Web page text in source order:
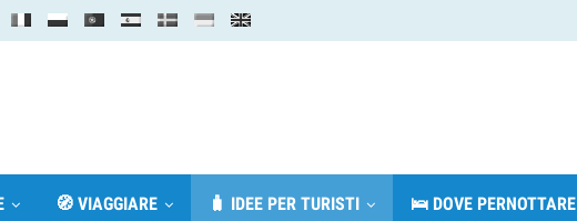
🧭 VIAGGIARE 🧳 IDEE PER TURISTI 🛌 DOVE PERNOTTARE